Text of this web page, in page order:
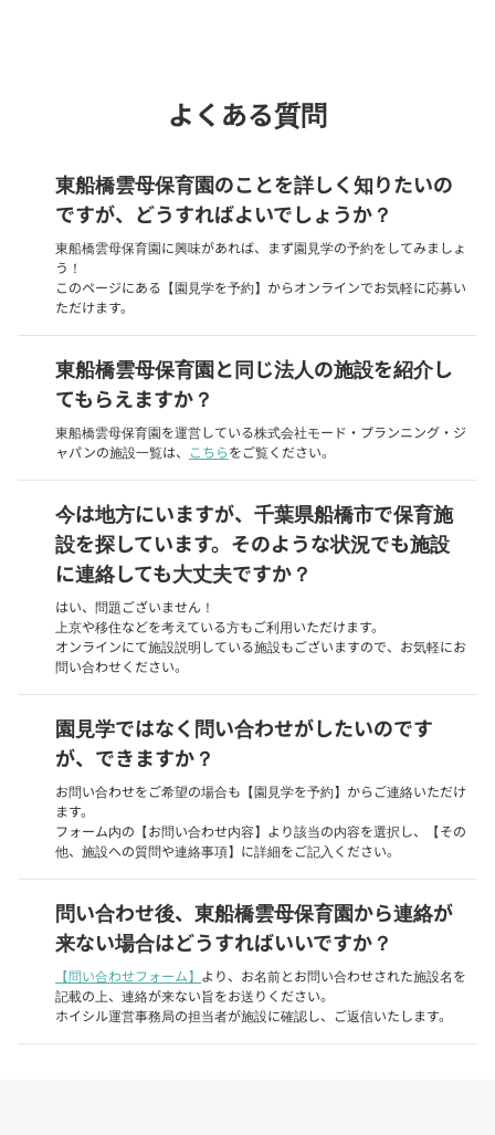
よくある質問
東船橋雲母保育園のことを詳しく知りたいの
ですが、どうすればよいでしょうか？
東船橋雲母保育園に興味があれば、まず園見学の予約をしてみましょ
う！
このページにある【園見学を予約】からオンラインでお気軽に応募い
ただけます。
東船橋雲母保育園と同じ法人の施設を紹介し
てもらえますか？
東船橋雲母保育園を運営している株式会社モード・プランニング・ジ
ャパンの施設一覧は、
こちらをご覧ください。
今は地方にいますが、千葉県船橋市で保育施
設を探しています。そのような状況でも施設
に連絡しても大丈夫ですか？
はい、問題ございません！
上京や移住などを考えている方もご利用いただけます。
オンラインにて施設説明している施設もございますので、お気軽にお
問い合わせください。
園見学ではなく問い合わせがしたいのです
が、できますか？
お問い合わせをご希望の場合も【園見学を予約】からご連絡いただけ
ます。
フォーム内の【お問い合わせ内容】より該当の内容を選択し、【その
他、施設への質問や連絡事項】に詳細をご記入ください。
問い合わせ後、東船橋雲母保育園から連絡が
来ない場合はどうすればいいですか？
【問い合わせフォーム】 より、お名前とお問い合わせされた施設名を
記載の上、連絡が来ない旨をお送りください。
ホイシル運営事務局の担当者が施設に確認し、ご返信いたします。